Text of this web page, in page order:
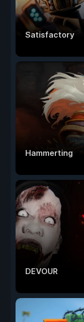
Satisfactory
Hammerting
DEVOUR